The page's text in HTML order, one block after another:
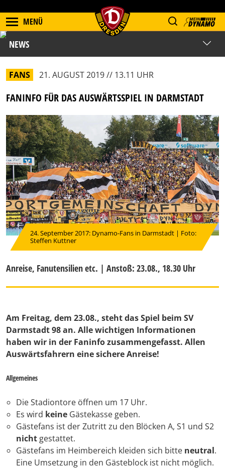
MENÜ
NEWS
FANS 21. AUGUST 2019 // 13.11 UHR
FANINFO FÜR DAS AUSWÄRTSSPIEL IN DARMSTADT
24. September 2017: Dynamo-Fans in Darmstadt | Foto:
Steffen Kuttner
Anreise, Fanutensilien etc. | Anstoß: 23.08., 18.30 Uhr
Am Freitag, dem 23.08., steht das Spiel beim SV
Darmstadt 98 an. Alle wichtigen Informationen
haben wir in der Faninfo zusammengefasst. Allen
Auswärtsfahrern eine sichere Anreise!
Allgemeines
Die Stadiontore öffnen um 17 Uhr.
Es wird keine Gästekasse geben.
Gästefans ist der Zutritt zu den Blöcken A, S1 und S2
nicht gestattet.
Gästefans im Heimbereich kleiden sich bitte neutral.
Eine Umsetzung in den Gästeblock ist nicht möglich.